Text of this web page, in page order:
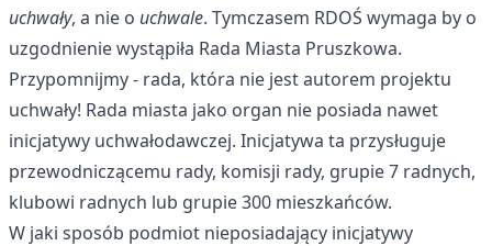
uchwały, a nie o uchwale. Tymczasem RDOŚ wymaga by o
uzgodnienie wystąpiła Rada Miasta Pruszkowa.
Przypomnijmy - rada, która nie jest autorem projektu
uchwały! Rada miasta jako organ nie posiada nawet
inicjatywy uchwałodawczej. Inicjatywa ta przysługuje
przewodniczącemu rady, komisji rady, grupie 7 radnych,
klubowi radnych lub grupie 300 mieszkańców.
W jaki sposób podmiot nieposiadający inicjatywy